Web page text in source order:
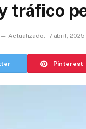
tráfico
Actualizado: 7 abril, 2025
Pinterest